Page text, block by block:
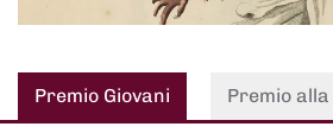
Premio Giovani Premio